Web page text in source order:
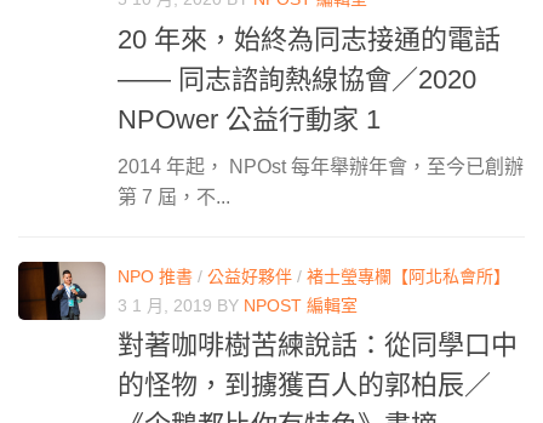
20 年來，始終為同志接通的電話
—— 同志諮詢熱線協會／2020
NPOwer 公益行動家 1
2014 年起， NPOst 每年舉辦年會，至今已創辦
第 7 屆，不...
NPO 推書 / 公益好夥伴 / 褚士瑩專欄【阿北私會所】
3 1 月, 2019 BY NPOST 編輯室
對著咖啡樹苦練說話：從同學口中
的怪物，到擄獲百人的郭柏辰／